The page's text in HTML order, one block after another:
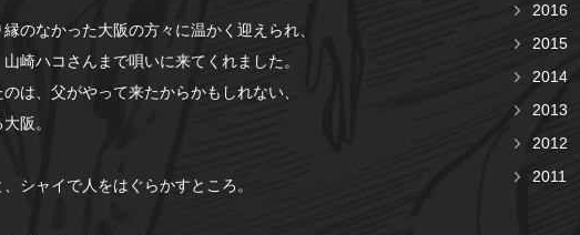
のなかった大阪の方々に温かく迎えられ、
崎ハコさんまで唄いに来てくれました。
は、父がやって来たからかもしれない、
阪。
シャイで人をはぐらかすところ。
2016
2015
2014
2013
2012
2011